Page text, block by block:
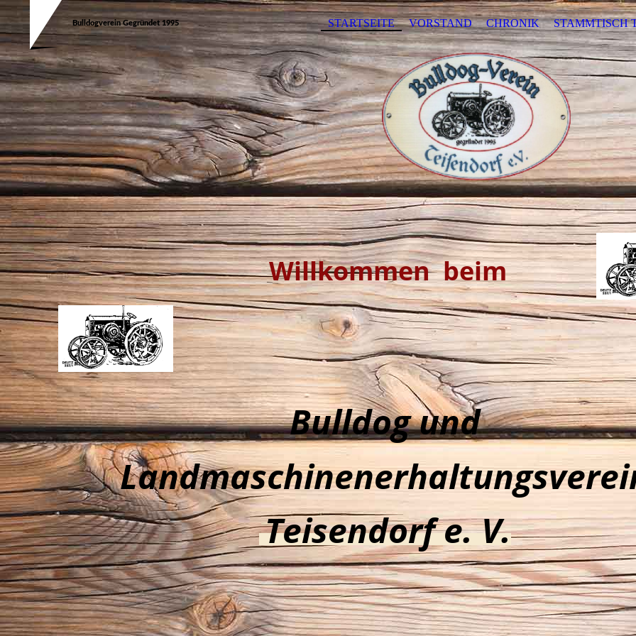
STARTSEITE VORSTAND CHRONIK STAMMTISCH
Bulldogverein Gegründet 1995
Willkommen beim
Bulldog und
Teisendorf e. V.